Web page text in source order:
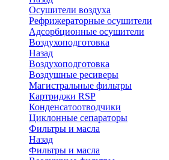
Осушители воздуха
Рефрижераторные осушители
Адсорбционные осушители
Воздухоподготовка
Назад
Воздухоподготовка
Воздушные ресиверы
Магистральные фильтры
Картриджи RSP
Конденсатоотводчики
Циклонные сепараторы
Фильтры и масла
Назад
Фильтры и масла